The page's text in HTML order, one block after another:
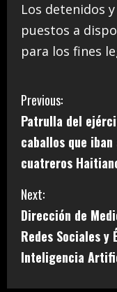
Los detenidos
puestos a
para los fines
C
o
n
t
i
n
Previous:
Patrulla del
caballos que
cuatreros
Next:
Dirección de
Redes Sociales
Inteligencia